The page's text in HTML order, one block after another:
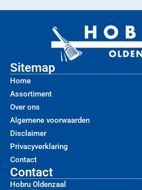
Sitemap
Home
Assortiment
Over ons
Algemene voorwaarden
Disclaimer
Privacyverklaring
Contact
Contact
Hobru Oldenzaal